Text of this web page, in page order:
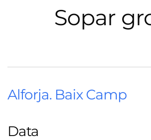
Sopar
Alforja. Baix Camp
Data